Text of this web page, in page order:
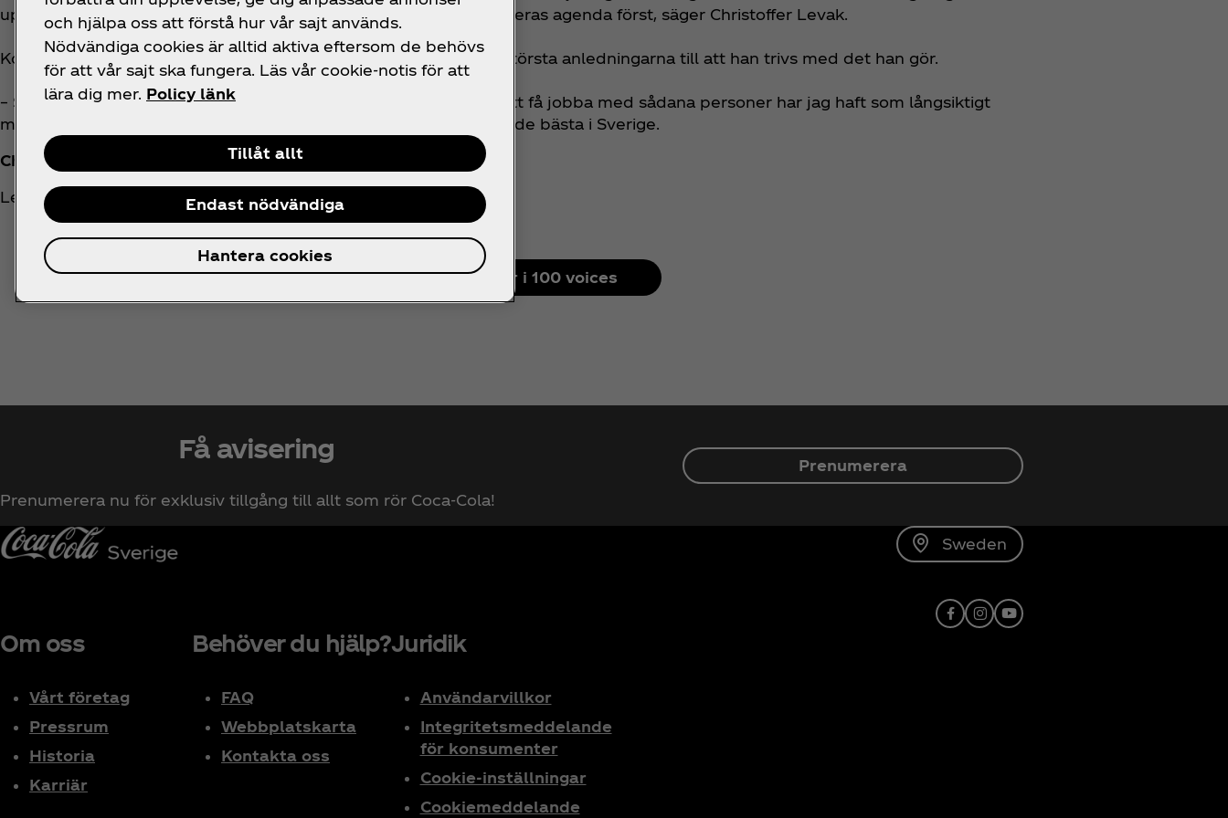
upplever att vi jobbar mer integrerat med kunderna och sätter deras agenda först, säger Christoffer Levak.
Kollegorna och de många varumärkena lyfter han fram som de största anledningarna till att han trivs med det han gör.
– Starka varumärken drar till sig drivna och kapabla människor. Att få jobba med sådana personer har jag haft som långsiktigt
mål och det är en riktigt häftig känsla att få arbeta med några av de bästa i Sverige.
Christoffer Levak
Learning and Development
Se alla röster i 100 voices
Få avisering
Prenumerera nu för exklusiv tillgång till allt som rör Coca‑Cola!
Prenumerera
Sweden
Om oss
Vårt företag
Pressrum
Historia
Karriär
Behöver du hjälp?
FAQ
Webbplatskarta
Kontakta oss
Juridik
Användarvillkor
Integritetsmeddelande
för konsumenter
Cookie-inställningar
Cookiemeddelande
Facebook
Instagram
X
och hjälpa oss att förstå hur vår sajt används.
Nödvändiga cookies är alltid aktiva eftersom de behövs
för att vår sajt ska fungera. Läs vår cookie-notis för att
lära dig mer. Policy länk
Tillåt allt
Endast nödvändiga
Hantera cookies